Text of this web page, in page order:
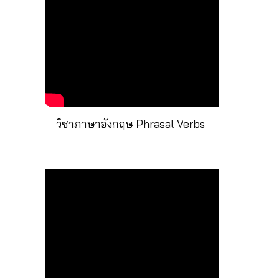
วิชาภาษาอังกฤษ Phrasal Verbs